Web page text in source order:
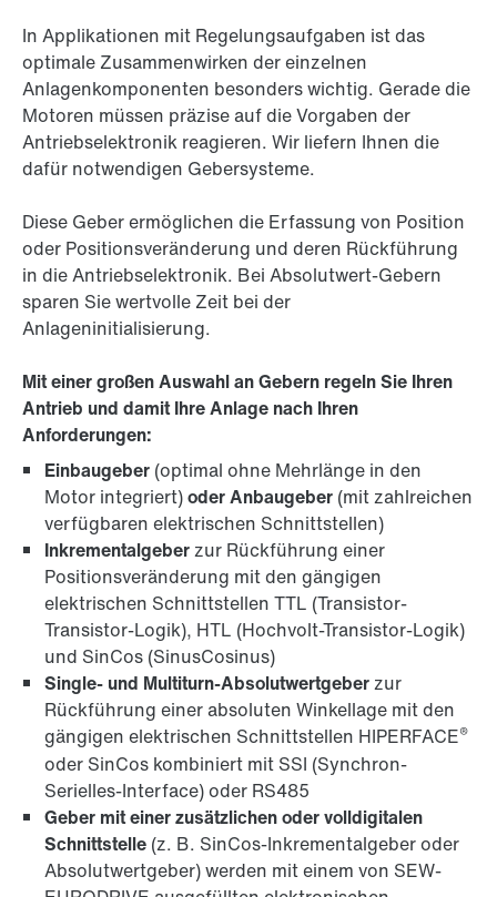
In Applikationen mit Regelungsaufgaben ist das
optimale Zusammenwirken der einzelnen
Anlagenkomponenten besonders wichtig. Gerade die
Motoren müssen präzise auf die Vorgaben der
Antriebselektronik reagieren. Wir liefern Ihnen die
dafür notwendigen Gebersysteme.
Diese Geber ermöglichen die Erfassung von Position
oder Positionsveränderung und deren Rückführung
in die Antriebselektronik. Bei Absolutwert-Gebern
sparen Sie wertvolle Zeit bei der
Anlageninitialisierung.
Mit einer großen Auswahl an Gebern regeln Sie Ihren
Antrieb und damit Ihre Anlage nach Ihren
Anforderungen:
Einbaugeber (optimal ohne Mehrlänge in den
Motor integriert)oder Anbaugeber (mit zahlreichen
verfügbaren elektrischen Schnittstellen)
Inkrementalgeberzur Rückführung einer
Positionsveränderung mit den gängigen
elektrischen Schnittstellen TTL (Transistor-
Transistor-Logik), HTL (Hochvolt-Transistor-Logik)
und SinCos (SinusCosinus)
Single- und Multiturn-Absolutwertgeberzur
Rückführung einer absoluten Winkellage mit den
gängigen elektrischen Schnittstellen HIPERFACE®
oder SinCos kombiniert mit SSI (Synchron-
Serielles-Interface) oder RS485
Geber mit einer zusätzlichen oder volldigitalen
Schnittstelle (z. B. SinCos-Inkrementalgeber oder
Absolutwertgeber) werden mit einem von SEW-